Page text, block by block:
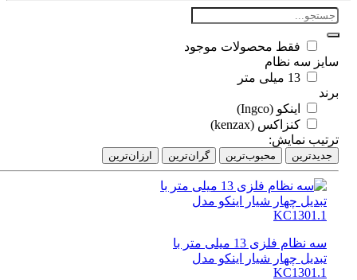
فقط محصولات موجود
سه نظام
اینکو (Ingco)
کنزاکس (kenzax)
نمایش:
محبوب‌ترین گران‌ترین ارزان‌ترین
سه نظام فلزی 13 میلی متر با
تبدیل چهار شیار اینکو مدل
KC1301.1